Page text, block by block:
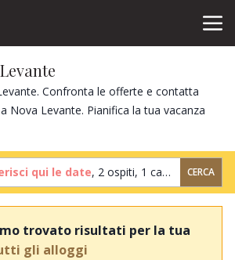
Confronta le offerte e contatta
Nova Levante. Pianifica la tua vacanza
qui le date, 2 ospiti, 1 camera CERCA
trovato risultati per la tua
gli alloggi